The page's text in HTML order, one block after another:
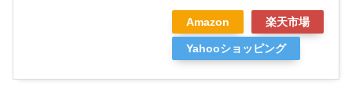
Amazon 楽天市場
Yahooショッピング